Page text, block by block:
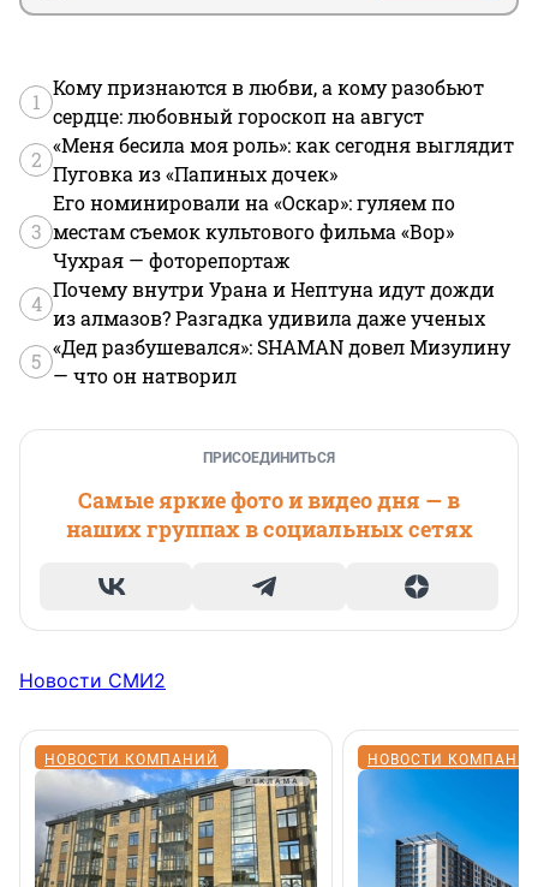
1
Кому признаются в любви, а кому разобьют
сердце: любовный гороскоп на август
2
«Меня бесила моя роль»: как сегодня выглядит
Пуговка из «Папиных дочек»
3
Его номинировали на «Оскар»: гуляем по
местам съемок культового фильма «Вор»
Чухрая — фоторепортаж
4
Почему внутри Урана и Нептуна идут дожди
из алмазов? Разгадка удивила даже ученых
5
«Дед разбушевался»: SHAMAN довел Мизулину
— что он натворил
ПРИСОЕДИНИТЬСЯ
Самые яркие фото и видео дня — в
наших группах в социальных сетях
Новости СМИ2
НОВОСТИ КОМПАНИЙ НОВОСТИ